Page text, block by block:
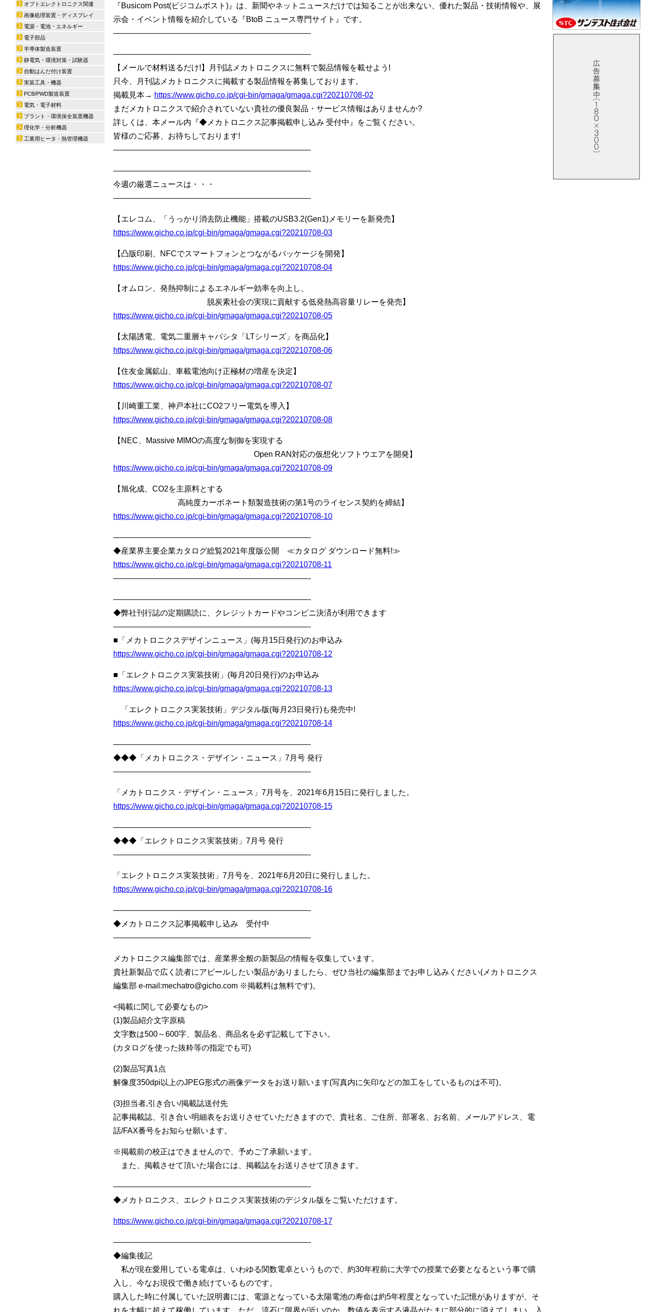
『Busicom Post(ビジコムポスト)』は、新聞やネットニュースだけでは知ることが出来ない、優れた製品・技術情報や、展
示会・イベント情報を紹介している『BtoB ニュース専門サイト』です。
—————————————————————————-
—————————————————————————-
【メールで材料送るだけ!】月刊誌メカトロニクスに無料で製品情報を載せよう!
只今、月刊誌メカトロニクスに掲載する製品情報を募集しております。
掲載見本→ https://www.gicho.co.jp/cgi-bin/gmaga/gmaga.cgi?20210708-02
まだメカトロニクスで紹介されていない貴社の優良製品・サービス情報はありませんか?
詳しくは、本メール内『◆メカトロニクス記事掲載申し込み 受付中』をご覧ください。
皆様のご応募、お待ちしております!
—————————————————————————-
—————————————————————————-
今週の厳選ニュースは・・・
—————————————————————————-
【エレコム、「うっかり消去防止機能」搭載のUSB3.2(Gen1)メモリーを新発売】
https://www.gicho.co.jp/cgi-bin/gmaga/gmaga.cgi?20210708-03
【凸版印刷、NFCでスマートフォンとつながるパッケージを開発】
https://www.gicho.co.jp/cgi-bin/gmaga/gmaga.cgi?20210708-04
【オムロン、発熱抑制によるエネルギー効率を向上し、
脱炭素社会の実現に貢献する低発熱高容量リレーを発売】
https://www.gicho.co.jp/cgi-bin/gmaga/gmaga.cgi?20210708-05
【太陽誘電、電気二重層キャパシタ「LTシリーズ」を商品化】
https://www.gicho.co.jp/cgi-bin/gmaga/gmaga.cgi?20210708-06
【住友金属鉱山、車載電池向け正極材の増産を決定】
https://www.gicho.co.jp/cgi-bin/gmaga/gmaga.cgi?20210708-07
【川崎重工業、神戸本社にCO2フリー電気を導入】
https://www.gicho.co.jp/cgi-bin/gmaga/gmaga.cgi?20210708-08
【NEC、Massive MIMOの高度な制御を実現する
Open RAN対応の仮想化ソフトウエアを開発】
https://www.gicho.co.jp/cgi-bin/gmaga/gmaga.cgi?20210708-09
【旭化成、CO2を主原料とする
高純度カーボネート類製造技術の第1号のライセンス契約を締結】
https://www.gicho.co.jp/cgi-bin/gmaga/gmaga.cgi?20210708-10
—————————————————————————-
◆産業界主要企業カタログ総覧2021年度版公開 ≪カタログ ダウンロード無料!≫
https://www.gicho.co.jp/cgi-bin/gmaga/gmaga.cgi?20210708-11
—————————————————————————-
—————————————————————————-
◆弊社刊行誌の定期購読に、クレジットカードやコンビニ決済が利用できます
—————————————————————————-
■「メカトロニクスデザインニュース」(毎月15日発行)のお申込み
https://www.gicho.co.jp/cgi-bin/gmaga/gmaga.cgi?20210708-12
■「エレクトロニクス実装技術」(毎月20日発行)のお申込み
https://www.gicho.co.jp/cgi-bin/gmaga/gmaga.cgi?20210708-13
「エレクトロニクス実装技術」デジタル版(毎月23日発行)も発売中!
https://www.gicho.co.jp/cgi-bin/gmaga/gmaga.cgi?20210708-14
—————————————————————————-
◆◆◆「メカトロニクス・デザイン・ニュース」7月号 発行
—————————————————————————-
「メカトロニクス・デザイン・ニュース」7月号を、2021年6月15日に発行しました。
https://www.gicho.co.jp/cgi-bin/gmaga/gmaga.cgi?20210708-15
—————————————————————————-
◆◆◆「エレクトロニクス実装技術」7月号 発行
—————————————————————————-
「エレクトロニクス実装技術」7月号を、2021年6月20日に発行しました。
https://www.gicho.co.jp/cgi-bin/gmaga/gmaga.cgi?20210708-16
—————————————————————————-
◆メカトロニクス記事掲載申し込み 受付中
—————————————————————————-
メカトロニクス編集部では、産業界全般の新製品の情報を収集しています。
貴社新製品で広く読者にアピールしたい製品がありましたら、ぜひ当社の編集部までお申し込みください(メカトロニクス
編集部 e-mail:mechatro@gicho.com ※掲載料は無料です)。
<掲載に関して必要なもの>
(1)製品紹介文字原稿
文字数は500～600字、製品名、商品名を必ず記載して下さい。
(カタログを使った抜粋等の指定でも可)
(2)製品写真1点
解像度350dpi以上のJPEG形式の画像データをお送り願います(写真内に矢印などの加工をしているものは不可)。
(3)担当者,引き合い/掲載誌送付先
記事掲載誌、引き合い明細表をお送りさせていただきますので、貴社名、ご住所、部署名、お名前、メールアドレス、電
話/FAX番号をお知らせ願います。
※掲載前の校正はできませんので、予めご了承願います。
また、掲載させて頂いた場合には、掲載誌をお送りさせて頂きます。
—————————————————————————-
◆メカトロニクス、エレクトロニクス実装技術のデジタル版をご覧いただけます。
https://www.gicho.co.jp/cgi-bin/gmaga/gmaga.cgi?20210708-17
—————————————————————————-
◆編集後記
私が現在愛用している電卓は、いわゆる関数電卓というもので、約30年程前に大学での授業で必要となるという事で購
入し、今なお現役で働き続けているものです。
購入した時に付属していた説明書には、電源となっている太陽電池の寿命は約5年程度となっていた記憶がありますが、そ
れを大幅に超えて稼働しています。ただ、流石に限界が近いのか、数値を表示する液晶がたまに部分的に消えてしまい、入
オプトエレクトロニクス関連
画像処理装置・ディスプレイ
電源・電池・エネルギー
電子部品
半導体製造装置
静電気・環境対策・試験器
自動はんだ付け装置
実装工具・機器
PCB/PWD製造装置
電気・電子材料
プラント・環境保全装置機器
理化学・分析機器
工業用ヒータ・熱管理機器